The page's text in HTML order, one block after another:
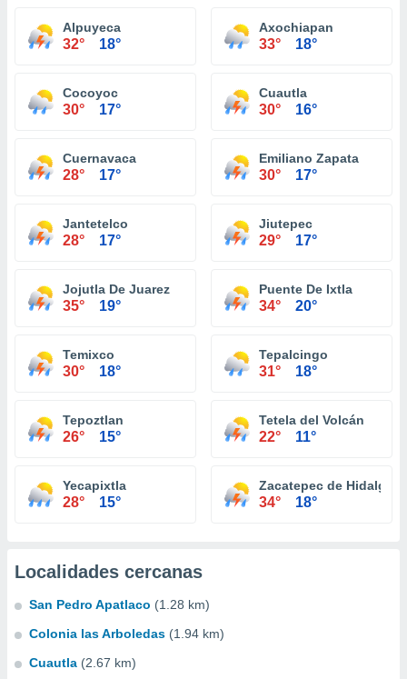
Alpuyeca
32° 18°
Axochiapan
33° 18°
Cocoyoc
30° 17°
Cuautla
30° 16°
Cuernavaca
28° 17°
Emiliano Zapata
30° 17°
Jantetelco
28° 17°
Jiutepec
29° 17°
Jojutla De Juarez
35° 19°
Puente De Ixtla
34° 20°
Temixco
30° 18°
Tepalcingo
31° 18°
Tepoztlan
26° 15°
Tetela del Volcán
22° 11°
Yecapixtla
28° 15°
Zacatepec de Hidalgo
34° 18°
Localidades cercanas
San Pedro Apatlaco (1.28 km)
Colonia las Arboledas (1.94 km)
Cuautla (2.67 km)